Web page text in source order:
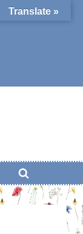
Translate »